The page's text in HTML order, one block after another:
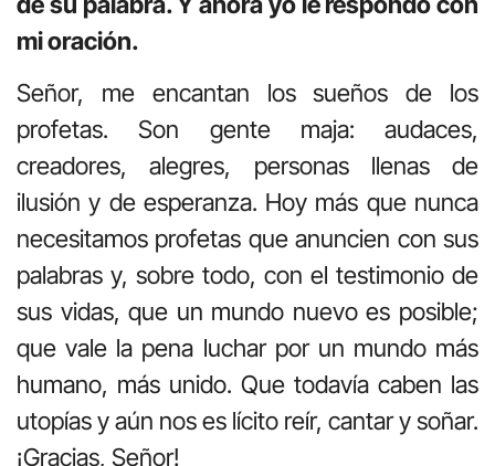
mi oración.
Señor, me encantan los sueños de los
profetas. Son gente maja: audaces,
creadores, alegres, personas llenas de
ilusión y de esperanza. Hoy más que nunca
necesitamos profetas que anuncien con sus
palabras y, sobre todo, con el testimonio de
sus vidas, que un mundo nuevo es posible;
que vale la pena luchar por un mundo más
humano, más unido. Que todavía caben las
utopías y aún nos es lícito reír, cantar y soñar.
¡Gracias, Señor!